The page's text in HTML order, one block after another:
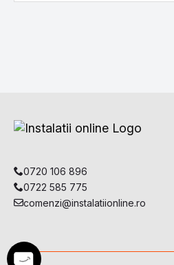
0720 106 896
0722 585 775
comenzi@instalatiionline.ro